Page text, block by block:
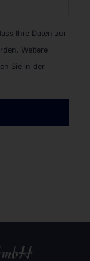
Ihre Daten zur
Weitere
Sie in der